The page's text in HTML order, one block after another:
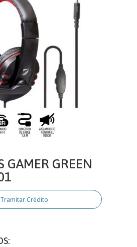
GAMER GREEN
Tramitar Crédito